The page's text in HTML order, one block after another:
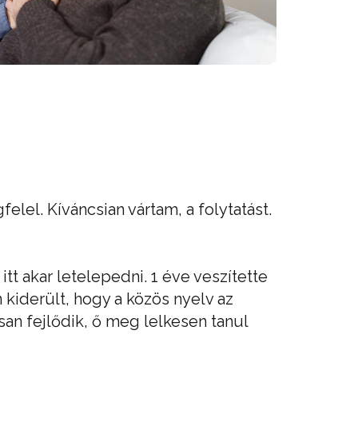
Kíváncsian vártam, a folytatást.
akar letelepedni. 1 éve veszítette
hogy a közös nyelv az
fejlődik, ő meg lelkesen tanul